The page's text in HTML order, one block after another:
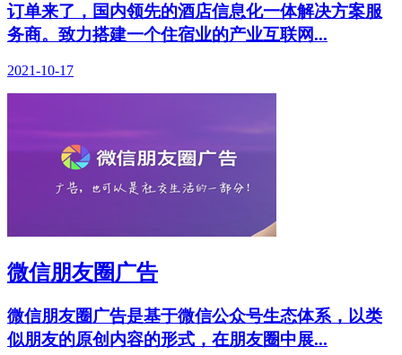
订单来了，国内领先的酒店信息化一体解决方案服
务商。致力搭建一个住宿业的产业互联网...
2021-10-17
微信朋友圈广告
微信朋友圈广告是基于微信公众号生态体系，以类
似朋友的原创内容的形式，在朋友圈中展...